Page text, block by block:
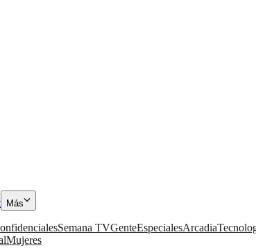
Más
Semana TVGenteEspecialesArcadia
Mujeres